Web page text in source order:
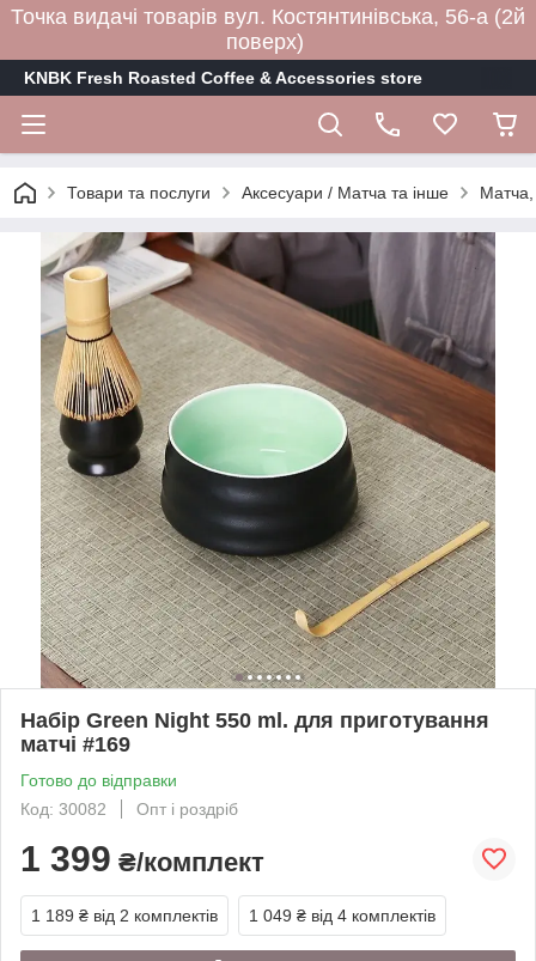
Точка видачі товарів вул. Костянтинівська, 56-а (2й
поверх)
KNBK Fresh Roasted Coffee & Accessories store
Товари та послуги Аксесуари / Матча та інше Матча,
Набір Green Night 550 ml. для приготування
матчі #169
Готово до відправки
Код: 30082
Опт і роздріб
1 399 ₴/комплект
1 189 ₴ від 2 комплектів 1 049 ₴ від 4 комплектів